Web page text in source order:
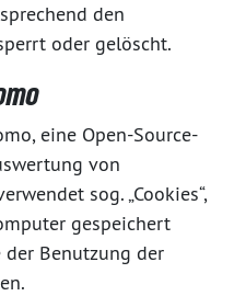
den
oder gelöscht.
eine Open-Source-
von
sog. „Cookies“,
gespeichert
Benutzung der